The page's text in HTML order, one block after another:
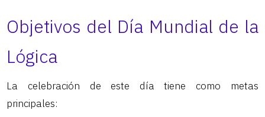
Objetivos del Día Mundial de la
Lógica
La celebración de este día tiene como metas
principales: